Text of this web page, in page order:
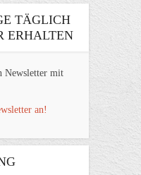
TÄGLICH
ERHALTEN
Newsletter mit
an!